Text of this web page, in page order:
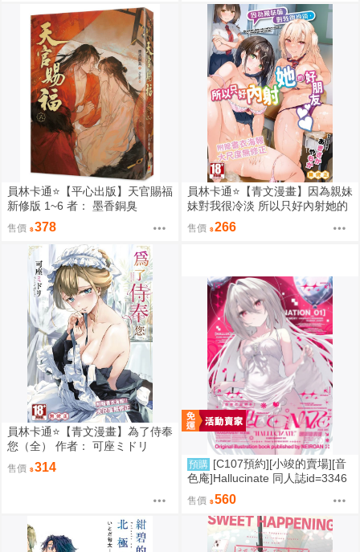
員林卡通⭐️【平心出版】天官賜福
新修版 1~6 者： 墨香銅臭
售價 378
員林卡通⭐️【青文漫畫】因為親妹
妹對我很冷淡 所以只好內射她的
好朋友（全） 作者： あきさかや
もか
售價 266
員林卡通⭐️【青文漫畫】為了侍奉
您（全） 作者： 可座ミドリ
售價 314 預購 [C107預約][小竣的賣場][音
色庵]Hallucinate 同人誌id=3346
售價 560